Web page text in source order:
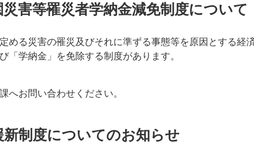
害等罹災者学納金減免制度について
める災害の罹災及びそれに準ずる事態等を原因とする
「学納金」を免除する制度があります。
へお問い合わせください。
制度についてのお知らせ